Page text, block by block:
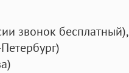
звонок бесплатный),